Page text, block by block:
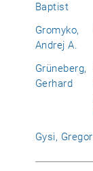
Baptist
Gromyko,
Andrej A.
Grüneberg,
Gerhard
Gysi, Gregor